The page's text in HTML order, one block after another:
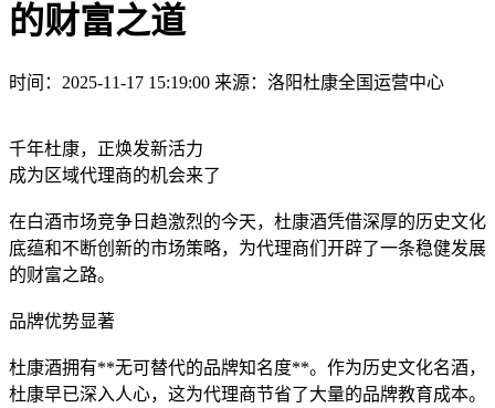
的财富之道
时间：2025-11-17 15:19:00 来源：洛阳杜康全国运营中心
千年杜康，正焕发新活力
成为区域代理商的机会来了
在白酒市场竞争日趋激烈的今天，杜康酒凭借深厚的历史文化
底蕴和不断创新的市场策略，为代理商们开辟了一条稳健发展
的财富之路。
品牌优势显著
杜康酒拥有**无可替代的品牌知名度**。作为历史文化名酒，
杜康早已深入人心，这为代理商节省了大量的品牌教育成本。